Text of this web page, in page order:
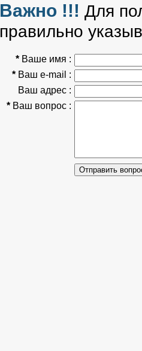
Важно !!! Для
правильно
* Ваше имя :
* Ваш e-mail :
Ваш адрес :
* Ваш вопрос :